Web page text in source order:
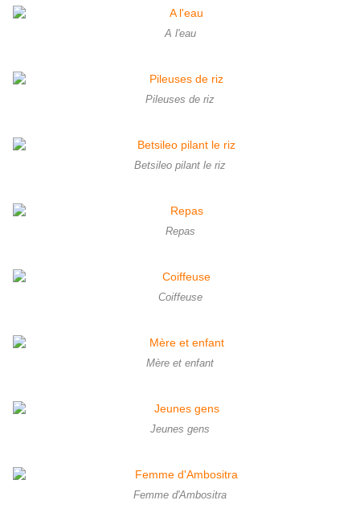
A l'eau
Pileuses de riz
Betsileo pilant le riz
Repas
Coiffeuse
Mère et enfant
Jeunes gens
Femme d'Ambositra